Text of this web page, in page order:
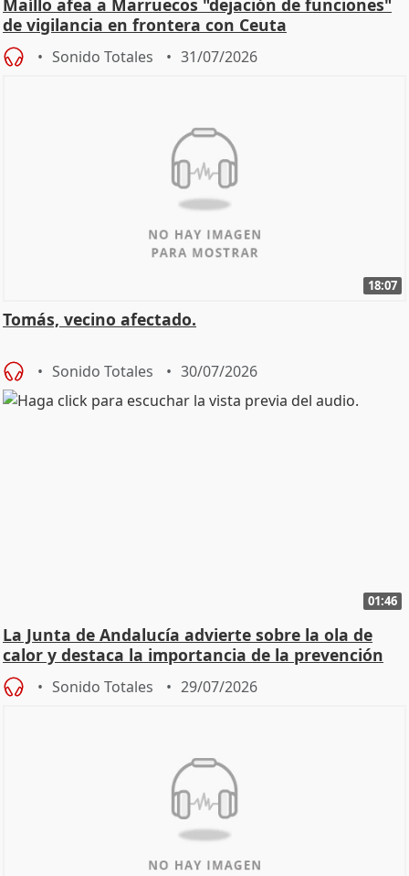
de vigilancia en frontera con Ceuta
Sonido Totales 31/07/2026
18:07
Tomás, vecino afectado.
Sonido Totales 30/07/2026
01:46
La Junta de Andalucía advierte sobre la ola de
calor y destaca la importancia de la prevención
Sonido Totales 29/07/2026